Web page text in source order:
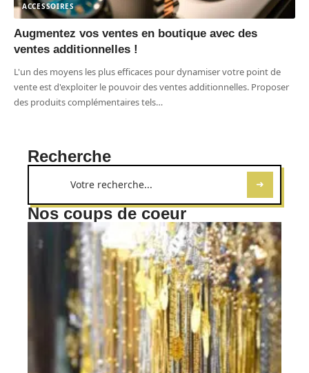
ACCESSOIRES
Augmentez vos ventes en boutique avec des
ventes additionnelles !
L'un des moyens les plus efficaces pour dynamiser votre point de
vente est d'exploiter le pouvoir des ventes additionnelles. Proposer
des produits complémentaires tels…
Recherche
Nos coups de coeur